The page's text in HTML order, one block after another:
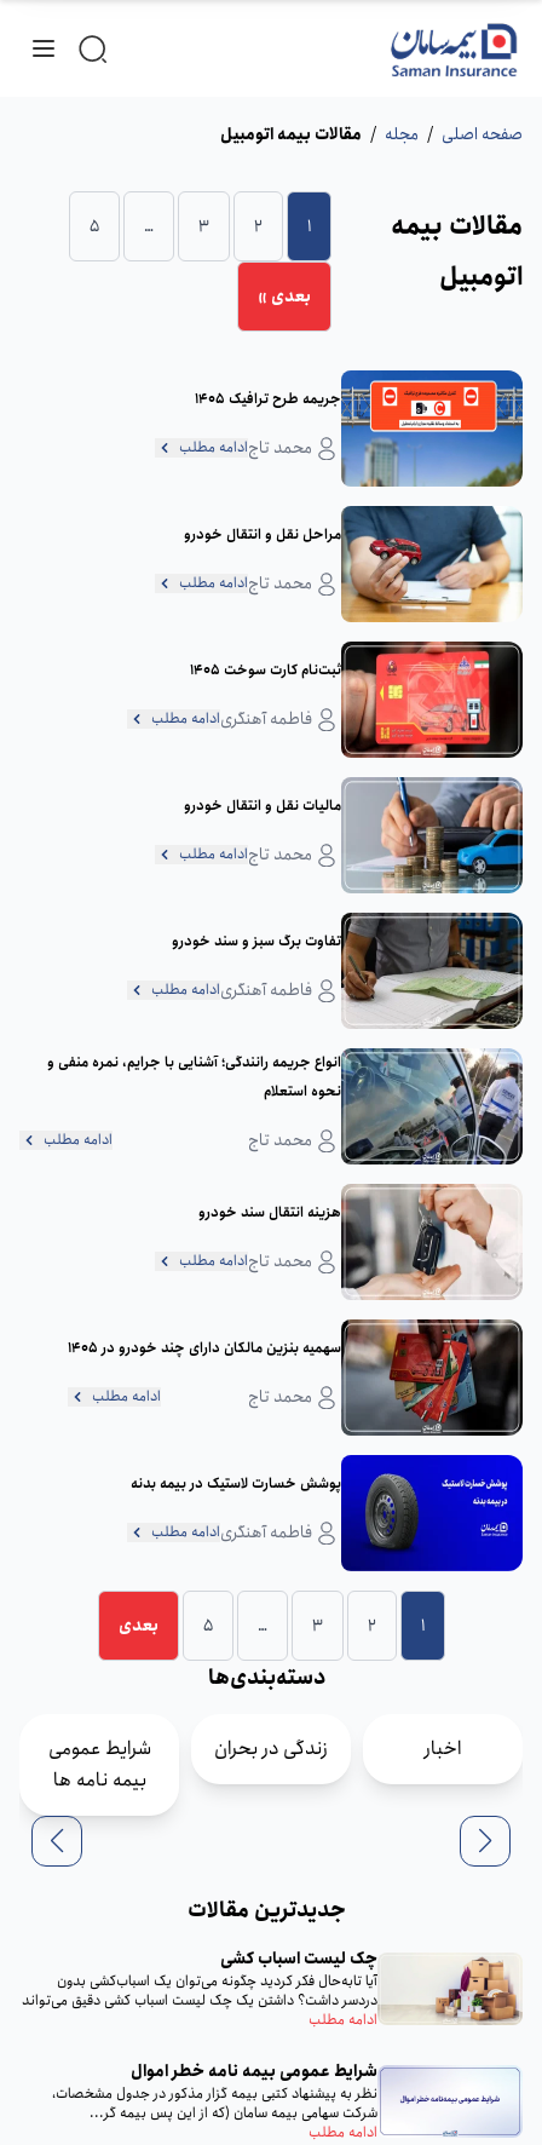
صفحه اصلی / مجله / مقالات بیمه اتومبیل
مقالات بیمه
اتومبیل
1
2
3
…
5
بعدی »
جریمه طرح ترافیک 1405
محمد تاجادامه مطلب
مراحل نقل و انتقال خودرو
محمد تاجادامه مطلب
ثبت‌نام کارت سوخت 1405
فاطمه آهنگریادامه مطلب
مالیات نقل و انتقال خودرو
محمد تاجادامه مطلب
تفاوت برگ سبز و سند خودرو
فاطمه آهنگریادامه مطلب
انواع جریمه رانندگی؛ آشنایی با جرایم، نمره منفی و
نحوه استعلام
محمد تاج ادامه مطلب
هزینه انتقال سند خودرو
محمد تاجادامه مطلب
سهمیه بنزین مالکان دارای چند خودرو در 1405
محمد تاج ادامه مطلب
پوشش خسارت لاستیک در بیمه بدنه
فاطمه آهنگریادامه مطلب
1
2
3
…
5 بعدی
دسته‌بندی‌ها
اخبار زندگی در بحران
شرایط عمومی
بیمه نامه ها
جدیدترین مقالات
چک لیست اسباب‌ کشی
آیا تا‌به‌حال فکر کردید چگونه می‌توان یک اسباب‌کشی بدون
دردسر داشت؟ داشتن یک چک لیست اسباب‌ کشی دقیق می‌تواند
تمام...
ادامه مطلب
شرایط عمومی بیمه‌ نامه خطر اموال
نظر به پيشنهاد كتبى بيمه گزار مذكور در جدول مشخصات،
شركت سهامى بيمه سامان (كه از اين پس بيمه گر...
ادامه مطلب